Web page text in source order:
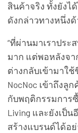
สินค้าจริง ทั้งยังไ
ดังกล่าวทางหนึ่งด้
“ที่ผ่านมาเราประ
มาก แต่พอหลังจ
ต่างกลับเข้ามาใ
NocNoc เข้าถึงลู
กับพฤติกรรมการ
Living และยังเป็
สร้างแบรนด์ได้อ